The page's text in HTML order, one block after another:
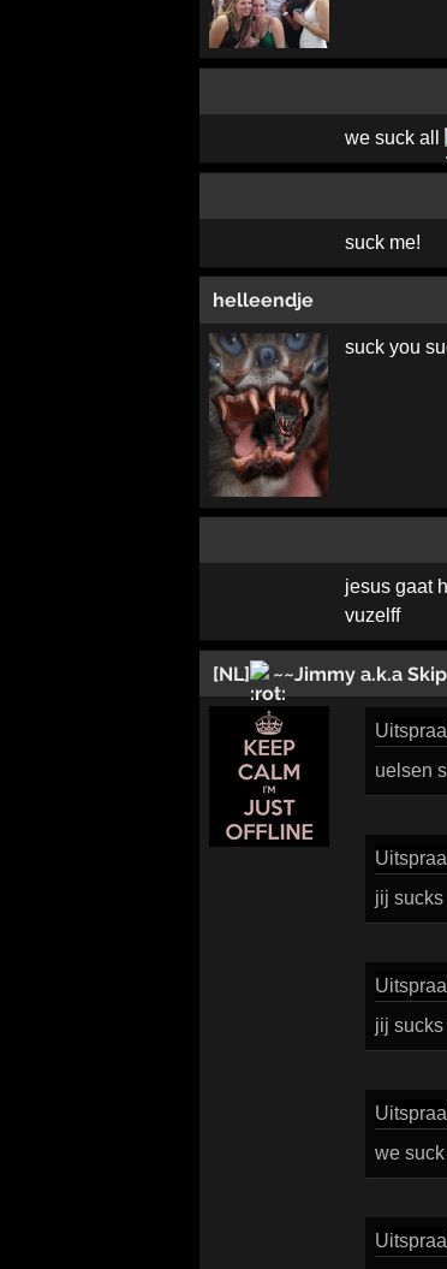
we suck all
suck me!
helleendje
suck you
jesus gaat
vuzelff
[NL] ~~Jimmy a.k.a
uelsen
jij sucks
jij sucks
we suck